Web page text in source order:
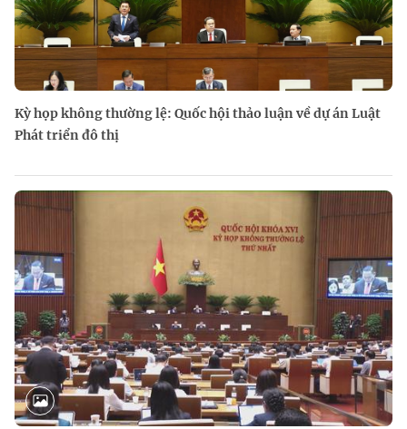
Kỳ họp không thường lệ: Quốc hội thảo luận về dự án Luật
Phát triển đô thị